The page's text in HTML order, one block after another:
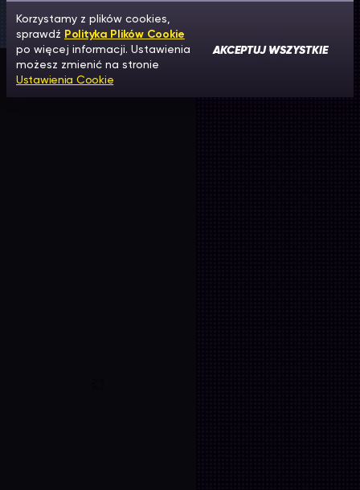
Korzystamy z plików cookies,
sprawdź Polityka Plików Cookie
po więcej informacji. Ustawienia
możesz zmienić na stronie
Ustawienia Cookie
AKCEPTUJ WSZYSTKIE